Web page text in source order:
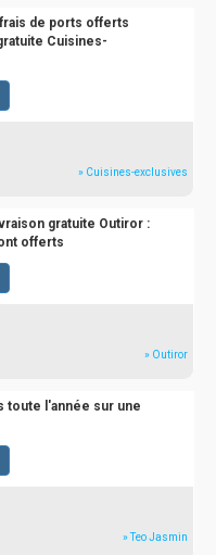
de ports offerts
Cuisines-
» Cuisines-exclusives
gratuite Outiror :
offerts
» Outiror
toute l'année sur une
» Teo Jasmin